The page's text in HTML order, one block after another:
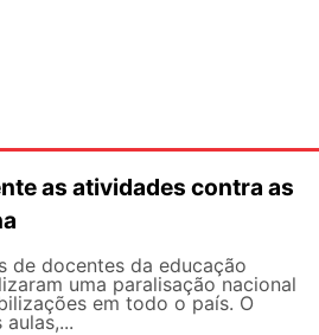
as atividades contra as
de docentes da educação
uma paralisação nacional
em todo o país. O